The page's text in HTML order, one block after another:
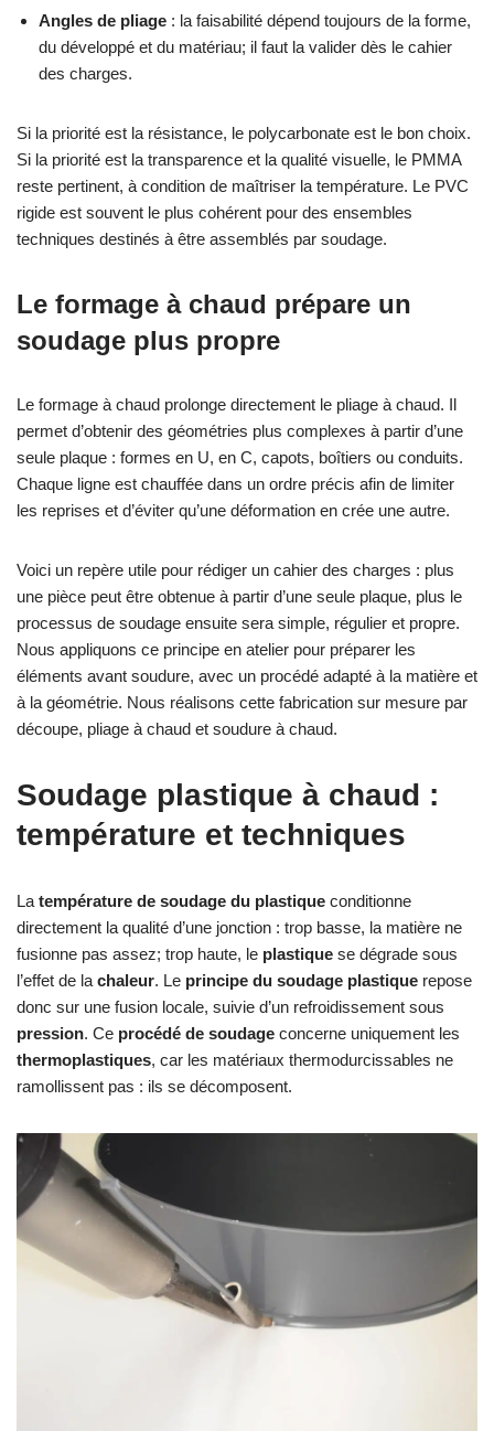
Angles de pliage : la faisabilité dépend toujours de la forme,
du développé et du matériau; il faut la valider dès le cahier
des charges.
Si la priorité est la résistance, le polycarbonate est le bon choix.
Si la priorité est la transparence et la qualité visuelle, le PMMA
reste pertinent, à condition de maîtriser la température. Le PVC
rigide est souvent le plus cohérent pour des ensembles
techniques destinés à être assemblés par soudage.
Le formage à chaud prépare un
soudage plus propre
Le formage à chaud prolonge directement le pliage à chaud. Il
permet d’obtenir des géométries plus complexes à partir d’une
seule plaque : formes en U, en C, capots, boîtiers ou conduits.
Chaque ligne est chauffée dans un ordre précis afin de limiter
les reprises et d’éviter qu’une déformation en crée une autre.
Voici un repère utile pour rédiger un cahier des charges : plus
une pièce peut être obtenue à partir d’une seule plaque, plus le
processus de soudage ensuite sera simple, régulier et propre.
Nous appliquons ce principe en atelier pour préparer les
éléments avant soudure, avec un procédé adapté à la matière et
à la géométrie. Nous réalisons cette fabrication sur mesure par
découpe, pliage à chaud et soudure à chaud.
Soudage plastique à chaud :
température et techniques
La température de soudage du plastique conditionne
directement la qualité d’une jonction : trop basse, la matière ne
fusionne pas assez; trop haute, le plastique se dégrade sous
l’effet de la chaleur. Le principe du soudage plastique repose
donc sur une fusion locale, suivie d’un refroidissement sous
pression. Ce procédé de soudage concerne uniquement les
thermoplastiques, car les matériaux thermodurcissables ne
ramollissent pas : ils se décomposent.